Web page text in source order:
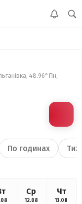
48.96°Пн,
По годинах
Ср
12.08
Чт
13.08